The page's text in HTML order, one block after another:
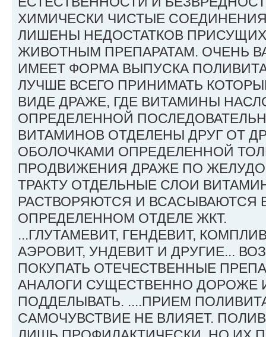
ХИМИЧЕСКИ ЧИСТЫЕ
ЛИШЕНЫ НЕДОСТАТКОВ
ЖИВОТНЫМ ПРЕПАРАТАМ. ОЧЕНЬ
ИМЕЕТ ФОРМА ВЫПУСКА
ЛУЧШЕ ВСЕГО ПРИНИМАТЬ
ВИДЕ ДРАЖЕ, ГДЕ ВИТАМИНЫ
ОПРЕДЕЛЕННОЙ
ВИТАМИНОВ ОТДЕЛЕНЫ ДРУГ ОТ
ОБОЛОЧКАМИ ОПРЕДЕЛЕННОЙ
ПРОДВИЖЕНИЯ ДРАЖЕ ПО
ТРАКТУ ОТДЕЛЬНЫЕ СЛОИ
РАСТВОРЯЮТСЯ И ВСАСЫВАЮТСЯ
ОПРЕДЕЛЕННОМ ОТДЕЛЕ ЖКТ.
...ГЛУТАМЕВИТ, ГЕНДЕВИТ,
АЭРОВИТ, УНДЕВИТ И ДРУГИЕ...
ПОКУПАТЬ ОТЕЧЕСТВЕННЫЕ
АНАЛОГИ СУЩЕСТВЕННО ДОРОЖЕ
ПОДДЕЛЫВАТЬ. ....ПРИЕМ
САМОЧУВСТВИЕ НЕ ВЛИЯЕТ.